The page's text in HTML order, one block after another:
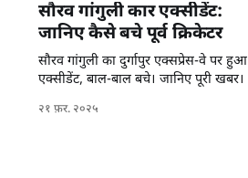
सौरव गांगुली कार एक्सीडेंट:
जानिए कैसे बचे पूर्व क्रिकेटर
सौरव गांगुली का दुर्गापुर एक्सप्रेस-वे पर हुआ
एक्सीडेंट, बाल-बाल बचे। जानिए पूरी खबर।
२१ फ़र. २०२५